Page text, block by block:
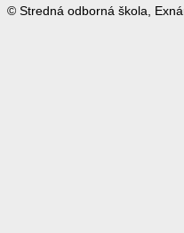
© Stredná odborná škola,